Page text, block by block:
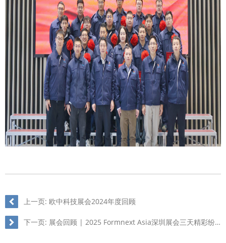
上一页: 欧中科技展会2024年度回顾
下一页: 展会回顾 | 2025 Formnext Asia深圳展会三天精彩纷呈，完美收官！